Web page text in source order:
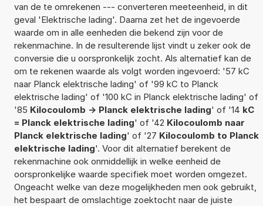
van de te omrekenen --- converteren meeteenheid, in dit
geval 'Elektrische lading'. Daarna zet het de ingevoerde
waarde om in alle eenheden die bekend zijn voor de
rekenmachine. In de resulterende lijst vindt u zeker ook de
conversie die u oorspronkelijk zocht. Als alternatief kan de
om te rekenen waarde als volgt worden ingevoerd: '57 kC
naar Planck elektrische lading' of '99 kC to Planck
elektrische lading' of '100 kC in Planck elektrische lading' of
'85 Kilocoulomb -> Planck elektrische lading' of '14 kC
= Planck elektrische lading' of '42 Kilocoulomb naar
Planck elektrische lading' of '27 Kilocoulomb to Planck
elektrische lading'. Voor dit alternatief berekent de
rekenmachine ook onmiddellijk in welke eenheid de
oorspronkelijke waarde specifiek moet worden omgezet.
Ongeacht welke van deze mogelijkheden men ook gebruikt,
het bespaart de omslachtige zoektocht naar de juiste